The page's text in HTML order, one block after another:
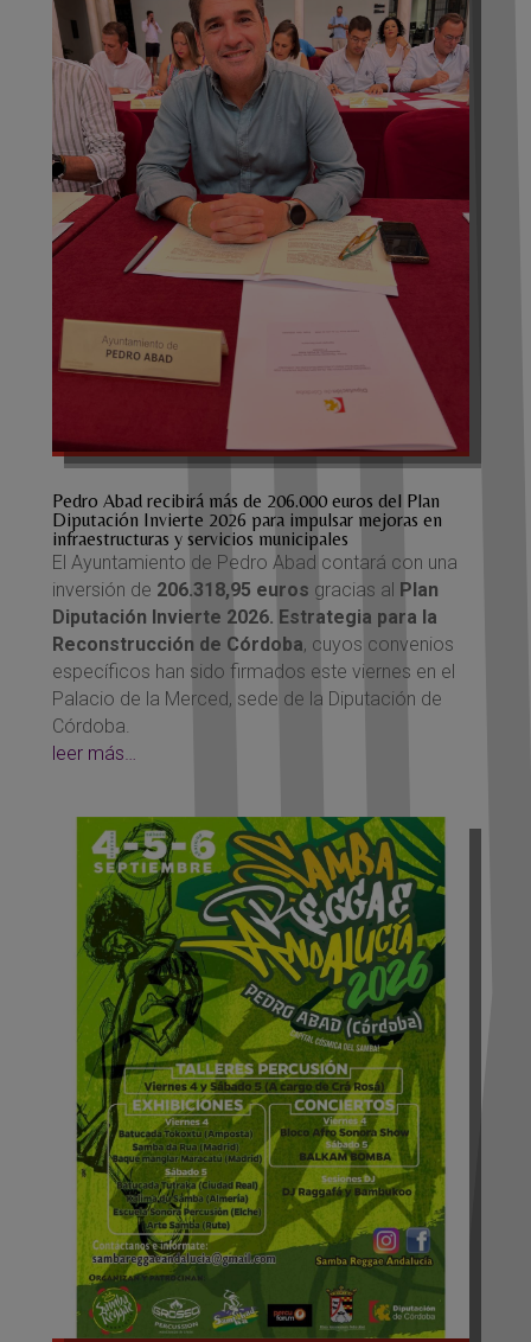
Pedro Abad recibirá más de 206.000 euros del Plan
Diputación Invierte 2026 para impulsar mejoras en
infraestructuras y servicios municipales
El Ayuntamiento de Pedro Abad contará con una
inversión de 206.318,95 euros gracias al Plan
Diputación Invierte 2026. Estrategia para la
Reconstrucción de Córdoba, cuyos convenios
específicos han sido firmados este viernes en el
Palacio de la Merced, sede de la Diputación de
Córdoba.
leer más…